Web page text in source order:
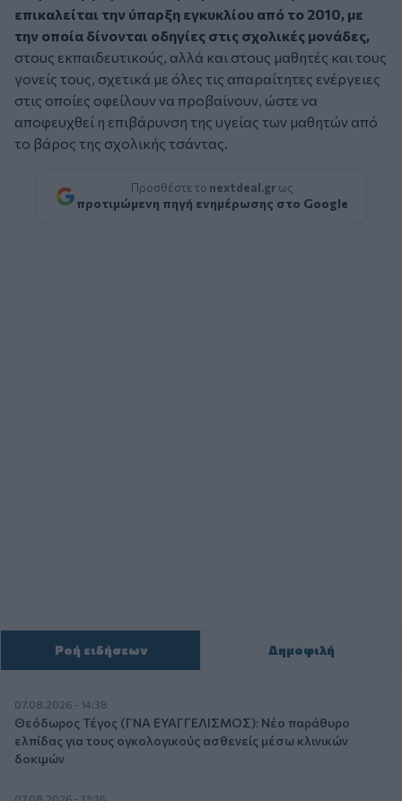
επικαλείται την ύπαρξη εγκυκλίου από το 2010, με
την οποία δίνονται οδηγίες στις σχολικές μονάδες,
στους εκπαιδευτικούς, αλλά και στους μαθητές και τους
γονείς τους, σχετικά με όλες τις απαραίτητες ενέργειες
στις οποίες οφείλουν να προβαίνουν, ώστε να
αποφευχθεί η επιβάρυνση της υγείας των μαθητών από
το βάρος της σχολικής τσάντας.
Προσθέστε το nextdeal.gr ως
προτιμώμενη πηγή ενημέρωσης στο Google
Ροή ειδήσεων Δημοφιλή
07.08.2026 - 14:38
Θεόδωρος Τέγος (ΓΝΑ ΕΥΑΓΓΕΛΙΣΜΟΣ): Νέο παράθυρο
ελπίδας για τους ογκολογικούς ασθενείς μέσω κλινικών
δοκιμών